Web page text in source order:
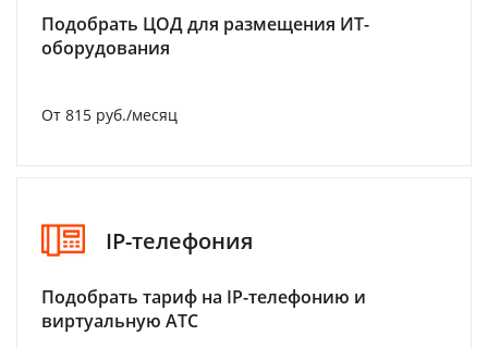
Подобрать ЦОД для размещения ИТ-
оборудования
От 815 руб./месяц
IP-телефония
Подобрать тариф на IP-телефонию и
виртуальную АТС